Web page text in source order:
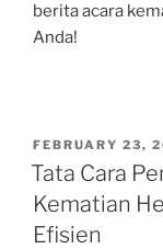
berita acara
Anda!
POSTED
ON
FEBRUARY 23,
Tata Cara
Kematian
Efisien